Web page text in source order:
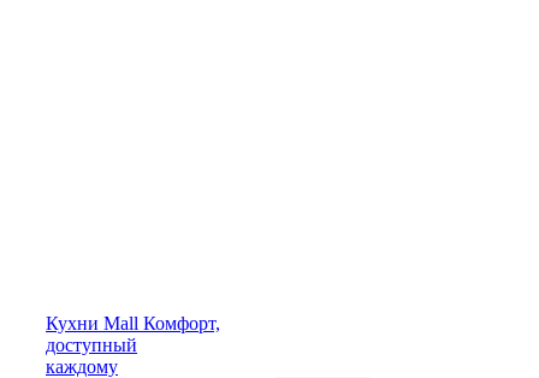
Кухни Mall Комфорт,
доступный
каждому